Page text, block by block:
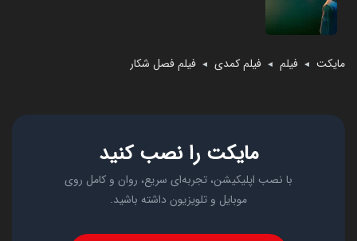
مایکت ◄ فیلم ◄ فیلم کمدی ◄ فیلم فصل شکار
مایکت را نصب کنید
با نصب اپلیکیشن، تجربه‌ای سریع، روان و کامل روی
موبایل و تلویزیون داشته باشید.